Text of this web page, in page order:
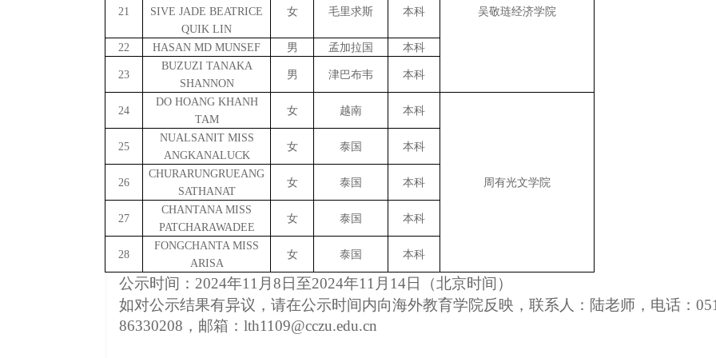
吴敬琏经济学院
21
SIVE JADE BEATRICE
QUIK LIN
女 毛里求斯 本科
22 HASAN MD MUNSEF 男 孟加拉国 本科
23
BUZUZI TANAKA
SHANNON
男 津巴布韦 本科
24
DO HOANG KHANH
TAM
女 越南 本科
周有光文学院
25
NUALSANIT MISS
ANGKANALUCK
女 泰国 本科
26
CHURARUNGRUEANG
SATHANAT
女 泰国 本科
27
CHANTANA MISS
PATCHARAWADEE
女 泰国 本科
28
FONGCHANTA MISS
ARISA
女 泰国 本科
公示时间： 2024年1 1 月8 日至2024年11 月 14日（北京时间）
如对公示结果有异议，请在公示时间内向海外教育学院反映 ，联系人：陆老师， 电话：
86330208，邮箱 ：lth1109@cczu.edu.cn